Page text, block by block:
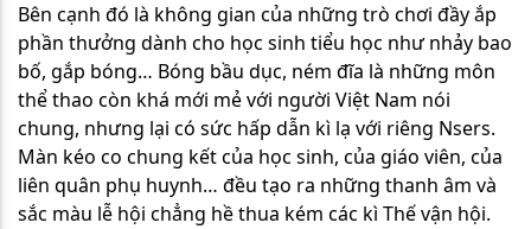
Bên cạnh đó là không gian của những trò chơi đầy ắp
phần thưởng dành cho học sinh tiểu học như nhảy bao
bố, gắp bóng… Bóng bầu dục, ném đĩa là những môn
thể thao còn khá mới mẻ với người Việt Nam nói
chung, nhưng lại có sức hấp dẫn kì lạ với riêng Nsers.
Màn kéo co chung kết của học sinh, của giáo viên, của
liên quân phụ huynh… đều tạo ra những thanh âm và
sắc màu lễ hội chẳng hề thua kém các kì Thế vận hội.